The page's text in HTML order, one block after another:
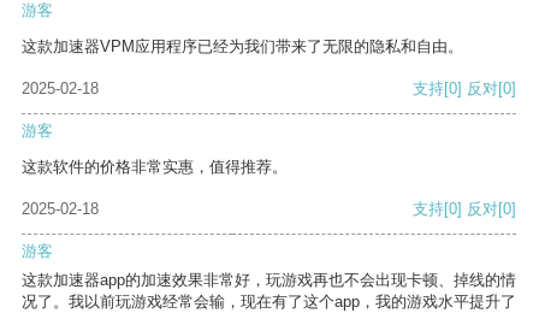
游客
这款加速器VPM应用程序已经为我们带来了无限的隐私和自由。
2025-02-18 支持[0] 反对[0]
游客
这款软件的价格非常实惠，值得推荐。
2025-02-18 支持[0] 反对[0]
游客
这款加速器app的加速效果非常好，玩游戏再也不会出现卡顿、掉线的情
况了。我以前玩游戏经常会输，现在有了这个app，我的游戏水平提升了